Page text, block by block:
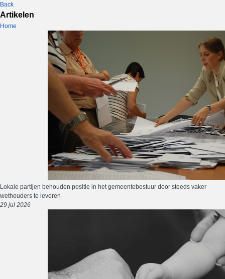
Back
Artikelen
Home
Lokale partijen behouden positie in het gemeentebestuur door steeds vaker
wethouders te leveren
29 jul 2026